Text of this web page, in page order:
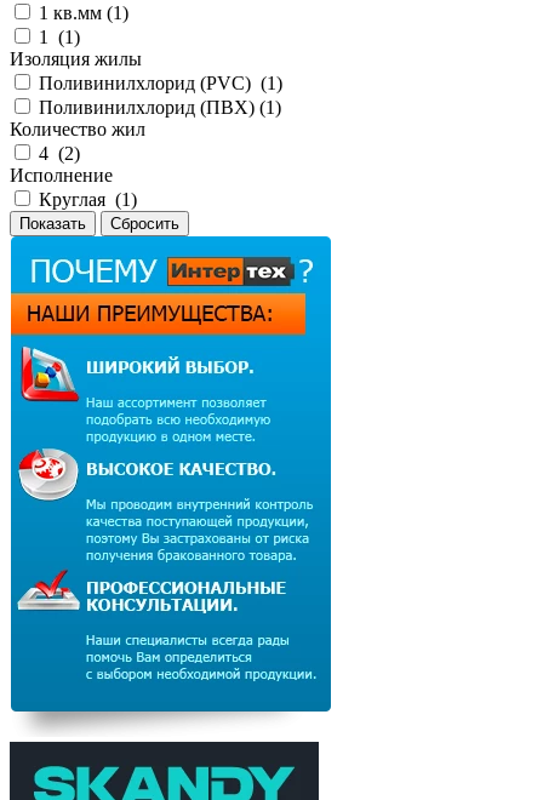
1 кв.мм (1)
1 (1)
Изоляция жилы
Поливинилхлорид (PVC) (1)
Поливинилхлорид (ПВХ) (1)
Количество жил
4 (2)
Исполнение
Круглая (1)